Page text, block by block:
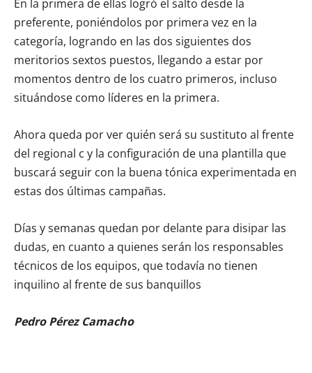
En la primera de ellas logró el salto desde la
preferente, poniéndolos por primera vez en la
categoría, logrando en las dos siguientes dos
meritorios sextos puestos, llegando a estar por
momentos dentro de los cuatro primeros, incluso
situándose como líderes en la primera.
Ahora queda por ver quién será su sustituto al frente
del regional c y la configuración de una plantilla que
buscará seguir con la buena tónica experimentada en
estas dos últimas campañas.
Días y semanas quedan por delante para disipar las
dudas, en cuanto a quienes serán los responsables
técnicos de los equipos, que todavía no tienen
inquilino al frente de sus banquillos
Pedro Pérez Camacho